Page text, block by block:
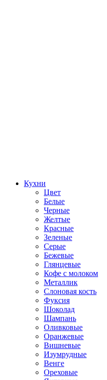
Кухни
Цвет
Белые
Черные
Желтые
Красные
Зеленые
Серые
Бежевые
Глянцевые
Кофе с молоком
Металлик
Слоновая кость
Фуксия
Шоколад
Шампань
Оливковые
Оранжевые
Вишневые
Изумрудные
Венге
Ореховые